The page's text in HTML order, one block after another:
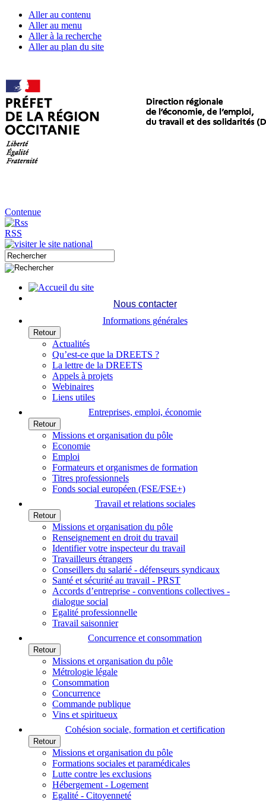
Aller au contenu
Aller au menu
Aller à la recherche
Aller au plan du site
Contenue
RSS
Nous contacter
Informations générales
Retour
Actualités
Qu’est-ce que la DREETS ?
La lettre de la DREETS
Appels à projets
Webinaires
Liens utiles
Entreprises, emploi, économie
Retour
Missions et organisation du pôle
Economie
Emploi
Formateurs et organismes de formation
Titres professionnels
Fonds social européen (FSE/FSE+)
Travail et relations sociales
Retour
Missions et organisation du pôle
Renseignement en droit du travail
Identifier votre inspecteur du travail
Travailleurs étrangers
Conseillers du salarié - défenseurs syndicaux
Santé et sécurité au travail - PRST
Accords d’entreprise - conventions collectives -
dialogue social
Egalité professionnelle
Travail saisonnier
Concurrence et consommation
Retour
Missions et organisation du pôle
Métrologie légale
Consommation
Concurrence
Commande publique
Vins et spiritueux
Cohésion sociale, formation et certification
Retour
Missions et organisation du pôle
Formations sociales et paramédicales
Lutte contre les exclusions
Hébergement - Logement
Egalité - Citoyenneté